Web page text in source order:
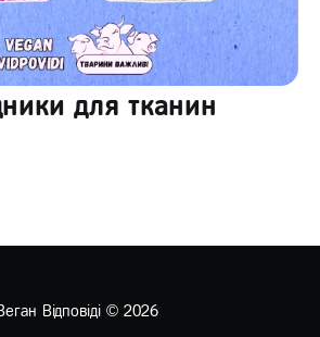
для тканин
Відповіді© 2026